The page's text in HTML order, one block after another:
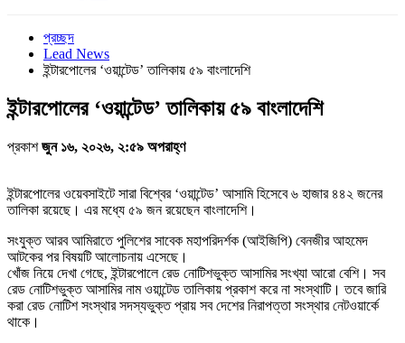
প্রচ্ছদ
Lead News
ইন্টারপোলের ‘ওয়ান্টেড’ তালিকায় ৫৯ বাংলাদেশি
ইন্টারপোলের ‘ওয়ান্টেড’ তালিকায় ৫৯ বাংলাদেশি
প্রকাশজুন ১৬, ২০২৬, ২:৫৯ অপরাহ্ণ
ইন্টারপোলের ওয়েবসাইটে সারা বিশ্বের ‘ওয়ান্টেড’ আসামি হিসেবে ৬ হাজার ৪৪২ জনের
তালিকা রয়েছে। এর মধ্যে ৫৯ জন রয়েছেন বাংলাদেশি।
সংযুক্ত আরব আমিরাতে পুলিশের সাবেক মহাপরিদর্শক (আইজিপি) বেনজীর আহমেদ
আটকের পর বিষয়টি আলোচনায় এসেছে।
খোঁজ নিয়ে দেখা গেছে, ইন্টারপোলে রেড নোটিশভুক্ত আসামির সংখ্যা আরো বেশি। সব
রেড নোটিশভুক্ত আসামির নাম ওয়ান্টেড তালিকায় প্রকাশ করে না সংস্থাটি। তবে জারি
করা রেড নোটিশ সংস্থার সদস্যভুক্ত প্রায় সব দেশের নিরাপত্তা সংস্থার নেটওয়ার্কে
থাকে।